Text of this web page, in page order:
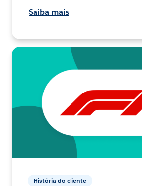
Saiba mais
História do cliente